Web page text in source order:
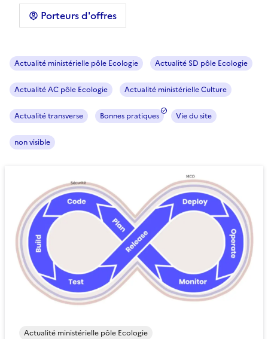
Porteurs d'offres
Actualité ministérielle pôle Ecologie Actualité SD pôle Ecologie
Actualité AC pôle Ecologie Actualité ministérielle Culture
Actualité transverse Bonnes pratiques Vie du site
non visible
Actualité ministérielle pôle Ecologie